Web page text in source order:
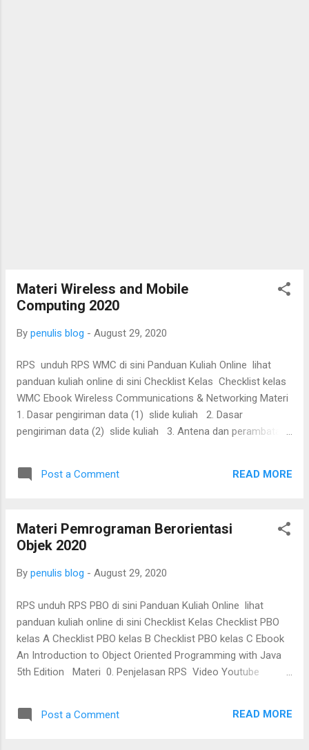
Materi Wireless and Mobile
Computing 2020
By penulis blog - August 29, 2020
RPS unduh RPS WMC di sini Panduan Kuliah Online lihat
panduan kuliah online di sini Checklist Kelas Checklist kelas
WMC Ebook Wireless Communications & Networking Materi
1. Dasar pengiriman data (1) slide kuliah 2. Dasar
pengiriman data (2) slide kuliah 3. Antena dan perambatan
slide kuliah 5. Teknik encoding sinyal (1) slide kuliah 6.
Teknik encoding sinyal (2) slide kuliah 7. Spread spectrum
kuliah 12. Perkembangan teknologi seluler dan review teori
mobile IP & WAP slide kuliah 13. Teknologi WLAN dan
standar 802.11 (2) slide kuliah...
Post a Comment READ MORE
Materi Pemrograman Berorientasi
Objek 2020
By penulis blog - August 29, 2020
RPS unduh RPS PBO di sini Panduan Kuliah Online lihat
panduan kuliah online di sini Checklist Kelas Checklist PBO
kelas A Checklist PBO kelas B Checklist PBO kelas C Ebook
An Introduction to Object Oriented Programming with Java
5th Edition Materi 0. Penjelasan RPS Video Youtube
PBO 2. ... 3. ... 4. ... 5. ... 6. ... 7. ... 8. UTS 9. ... 10. ... 11. ... 12. ...
Post a Comment READ MORE